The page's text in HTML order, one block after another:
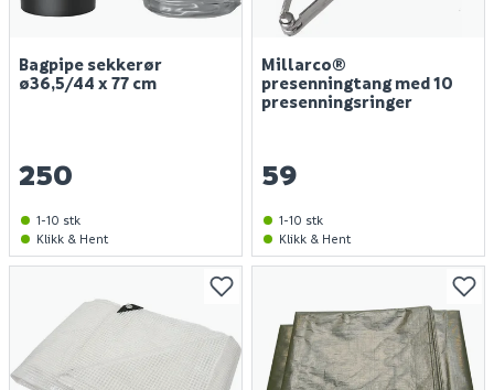
Bagpipe sekkerør
ø36,5/44 x 77 cm
250
1-10 stk
Klikk & Hent
Millarco®
presenningtang med 10
presenningsringer
59
1-10 stk
Klikk & Hent